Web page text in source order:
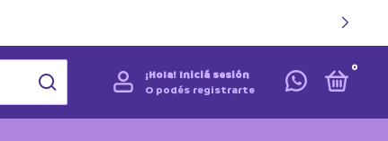
¡Hola! Iniciá sesión
O podés registrarte
0